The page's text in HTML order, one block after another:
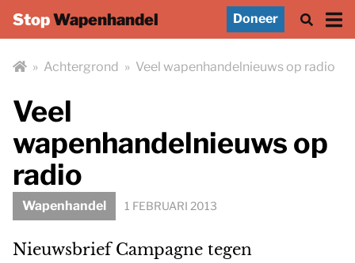
StopWapenhandel Doneer
» Achtergrond » Veel wapenhandelnieuws op radio
Veel
wapenhandelnieuws op
radio
Wapenhandel 1 FEBRUARI 2013
Nieuwsbrief Campagne tegen